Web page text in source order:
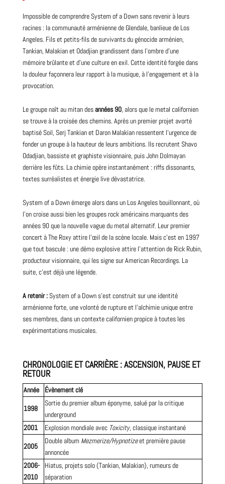
Impossible de comprendre System of a Down sans revenir à leurs
racines : la communauté arménienne de Glendale, banlieue de Los
Angeles. Fils et petits-fils de survivants du génocide arménien,
Tankian, Malakian et Odadjian grandissent dans l’ombre d’une
mémoire brûlante et d’une culture en exil. Cette identité forgée dans
la douleur façonnera leur rapport à la musique, à l’engagement et à la
provocation.
Le groupe naît au mitan desannées90, alors que le metal californien
se trouve à la croisée des chemins. Après un premier projet avorté
baptisé Soil, Serj Tankian et Daron Malakian ressentent l’urgence de
fonder un groupe à la hauteur de leurs ambitions. Ils recrutent Shavo
Odadjian, bassiste et graphiste visionnaire, puis John Dolmayan
derrière les fûts. La chimie opère instantanément : riffs dissonants,
textes surréalistes et énergie live dévastatrice.
System of a Down émerge alors dans un Los Angeles bouillonnant, où
l’on croise aussi bien les groupes rock américains marquants des
années 90que la nouvelle vague du metal alternatif. Leur premier
concert à The Roxy attire l’œil de la scène locale. Mais c’est en 1997
que tout bascule : une démo explosive attire l’attention de Rick Rubin,
producteur visionnaire, qui les signe surAmericanRecordings. La
suite, c’est déjà une légende.
A retenir :System of a Down s’est construit sur une identité
arménienne forte, une volonté de rupture et l’alchimie unique entre
ses membres, dans un contexte californien propice à toutes les
expérimentations musicales.
CHRONOLOGIE ET CARRIÈRE : ASCENSION, PAUSE ET
RETOUR
Année Évènement clé
1998
Sortie du premier album éponyme, salué par la critique
underground
2001
Explosion mondiale avec Toxicity, classique instantané
2005
Double album Mezmerize/Hypnotizeet première pause
annoncée
2006-
2010
Hiatus, projets solo (Tankian, Malakian), rumeurs de
séparation